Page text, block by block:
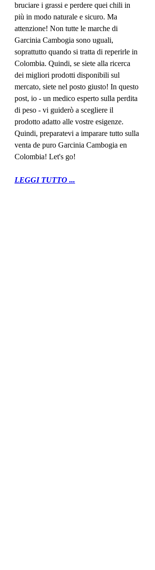
bruciare i grassi e perdere quei chili in
più in modo naturale e sicuro. Ma
attenzione! Non tutte le marche di
Garcinia Cambogia sono uguali,
soprattutto quando si tratta di reperirle in
Colombia. Quindi, se siete alla ricerca
dei migliori prodotti disponibili sul
mercato, siete nel posto giusto! In questo
post, io - un medico esperto sulla perdita
di peso - vi guiderò a scegliere il
prodotto adatto alle vostre esigenze.
Quindi, preparatevi a imparare tutto sulla
venta de puro Garcinia Cambogia en
Colombia! Let's go!
LEGGI TUTTO ...